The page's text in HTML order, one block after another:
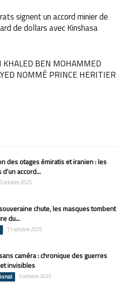
signent un accord minier de
de dollars avec Kinshasa
KHALED BEN MOHAMMED
NOMMÉ PRINCE HERITIER
des otages émiratis et iranien : les
accord...
octobre 2025
chute, les masques tombent
du...
11 octobre 2025
caméra : chronique des guerres
invisibles
3 octobre 2025